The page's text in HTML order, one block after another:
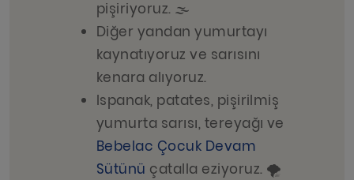
pişiriyoruz. 🌫️
Diğer yandan yumurtayı
kaynatıyoruz ve sarısını
kenara alıyoruz.
Ispanak, patates, pişirilmiş
yumurta sarısı, tereyağı ve
Bebelac Çocuk Devam
Sütünü çatalla eziyoruz. 🌪️